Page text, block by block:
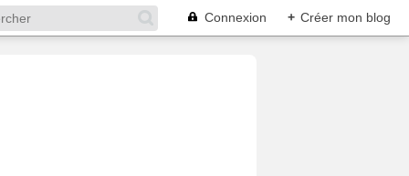
Connexion + Créer mon blog